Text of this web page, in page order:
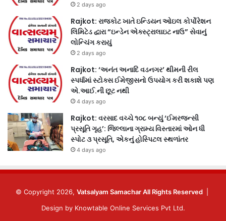
2 days ago
Rajkot: રાજકોટ ખાતે ઇન્ડિયન ઓઇલ કોર્પોરેશન
લિમિટેડ દ્વારા “ઇન્ડેન એક્સ્ટ્રાલાઇટ નાઉ” સેવાનું
લોન્ચિંગ કરાયું
2 days ago
Rajkot: ‘અનંત અનાદિ વડનગર’ થીમની રીલ
સ્પર્ધામાં સ્ટોક્સ ઈમેજીસનો ઉપયોગ કરી શકાશે પણ
એ.આઈ.ની છૂટ નથી
4 days ago
Rajkot: વરસાદ વચ્ચે ૧૦૮ બન્યું ‘ઈમરજન્સી
પ્રસૂતિ ગૃહ’: જિલ્લાના ગ્રામ્ય વિસ્તારમાં ઓન ધી
સ્પોટ ૩ પ્રસૂતિ, એકનું હોસ્પિટલ સ્થળાંતર
4 days ago
© Copyright 2026, Vatsalyam Samachar All Rights Reserved
Design by Knowtable Online Services Pvt Ltd.